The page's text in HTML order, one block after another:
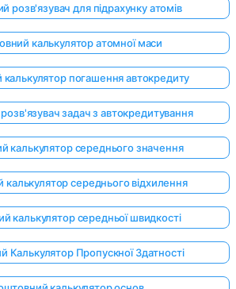
розв'язувач для підрахунку атомів
калькулятор атомної маси
погашення автокредиту
задач з автокредитування
калькулятор середнього значення
середнього відхилення
калькулятор середньої швидкості
Калькулятор Пропускної Здатності